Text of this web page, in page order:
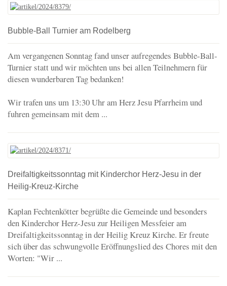
Bubble-Ball Turnier am Rodelberg
Am vergangenen Sonntag fand unser aufregendes Bubble-Ball-
Turnier statt und wir möchten uns bei allen Teilnehmern für
diesen wunderbaren Tag bedanken!
Wir trafen uns um 13:30 Uhr am Herz Jesu Pfarrheim und
fuhren gemeinsam mit dem ...
Dreifaltigkeitssonntag mit Kinderchor Herz-Jesu in der
Heilig-Kreuz-Kirche
Kaplan Fechtenkötter begrüßte die Gemeinde und besonders
den Kinderchor Herz-Jesu zur Heiligen Messfeier am
Dreifaltigkeitssonntag in der Heilig Kreuz Kirche. Er freute
sich über das schwungvolle Eröffnungslied des Chores mit den
Worten: "Wir ...